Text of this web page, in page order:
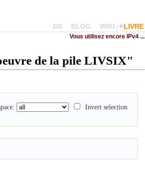
G6 BLOG WIKI LIVRE
Vous utilisez encore IPv4 ...
de la pile LIVSIX"
Invert selection